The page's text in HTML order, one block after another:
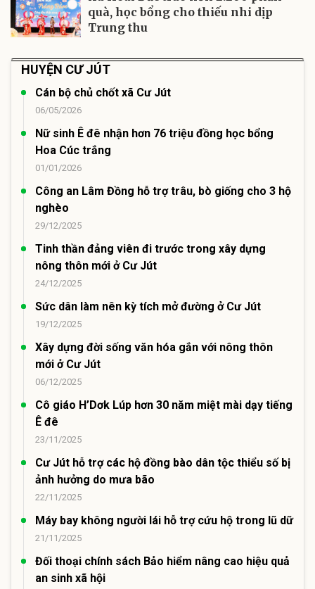
quà, học bổng cho thiếu nhi dịp
Trung thu
HUYỆN CƯ JÚT
Cán bộ chủ chốt xã Cư Jút
06/05/2026
Nữ sinh Ê đê nhận hơn 76 triệu đồng học bổng
Hoa Cúc trắng
01/01/2026
Công an Lâm Đồng hỗ trợ trâu, bò giống cho 3 hộ
nghèo
29/12/2025
Tinh thần đảng viên đi trước trong xây dựng
nông thôn mới ở Cư Jút
24/12/2025
Sức dân làm nên kỳ tích mở đường ở Cư Jút
19/12/2025
Xây dựng đời sống văn hóa gắn với nông thôn
mới ở Cư Jút
06/12/2025
Cô giáo H’Dơk Lúp hơn 30 năm miệt mài dạy tiếng
Ê đê
23/11/2025
Cư Jút hỗ trợ các hộ đồng bào dân tộc thiểu số bị
ảnh hưởng do mưa bão
22/11/2025
Máy bay không người lái hỗ trợ cứu hộ trong lũ dữ
21/11/2025
Đối thoại chính sách Bảo hiểm nâng cao hiệu quả
an sinh xã hội